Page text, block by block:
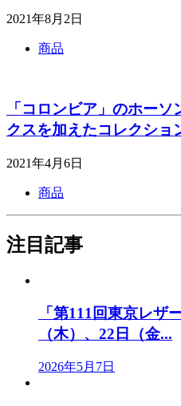
2021年8月2日
商品
「コロンビア」のホー
クスを加えたコレクショ
2021年4月6日
商品
注目記事
「第111回東京レザ
（木）、22日（金...
2026年5月7日